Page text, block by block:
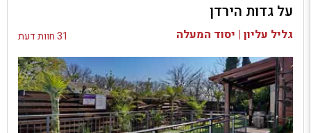
בדיקת זמינות ומחירים
על גדות הירדן
גליל עליון | יסוד המעלה 31 חוות דעת